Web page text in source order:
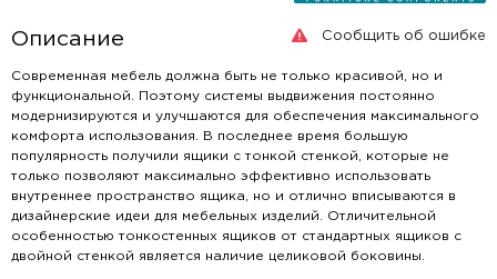
Сообщить об ошибке
Описание
Современная мебель должна быть не только красивой, но и
функциональной. Поэтому системы выдвижения постоянно
модернизируются и улучшаются для обеспечения максимального
комфорта использования. В последнее время большую
популярность получили ящики с тонкой стенкой, которые не
только позволяют максимально эффективно использовать
внутреннее пространство ящика, но и отлично вписываются в
дизайнерские идеи для мебельных изделий. Отличительной
особенностью тонкостенных ящиков от стандартных ящиков с
двойной стенкой является наличие целиковой боковины.